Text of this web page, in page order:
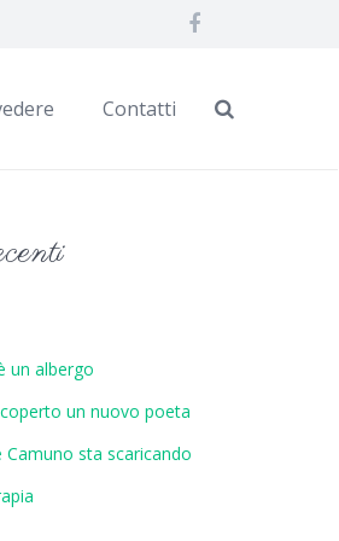
Contatti
un albergo
un nuovo poeta
Camuno sta scaricando